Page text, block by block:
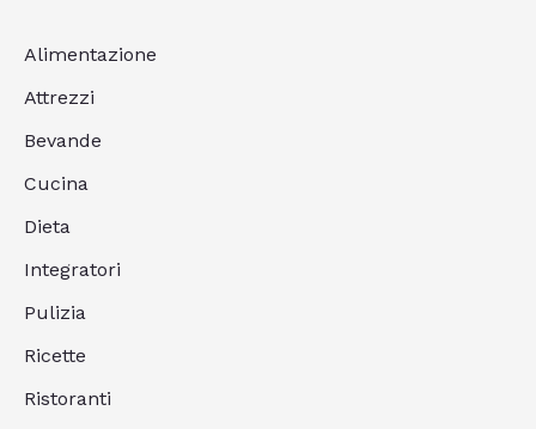
Alimentazione
Attrezzi
Bevande
Cucina
Dieta
Integratori
Pulizia
Ricette
Ristoranti